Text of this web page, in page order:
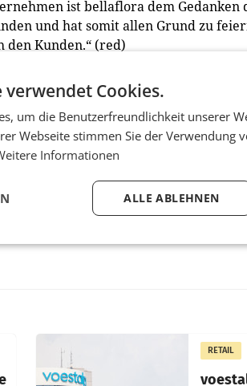
ist bellaflora dem Gedanken
und hat somit allen Grund zu
Kunden.“ (red)
RETAIL
verwendet Cookies.
um die Benutzerfreundlichkeit unserer
Webseite stimmen Sie der Verwendung
Informationen
ALLE ABLEHNEN